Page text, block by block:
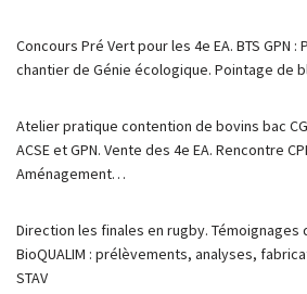
Concours Pré Vert pour les 4e EA. BTS GPN :
chantier de Génie écologique. Pointage de
Atelier pratique contention de bovins bac
ACSE et GPN. Vente des 4e EA. Rencontre
Aménagement…
Direction les finales en rugby. Témoignages
BioQUALIM : prélèvements, analyses,
STAV